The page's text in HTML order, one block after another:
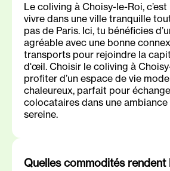
Le coliving à Choisy-le-Roi,
vivre dans une ville tranquille
pas de Paris. Ici, tu bénéficies
agréable avec une bonne
transports pour rejoindre la
d'œil. Choisir le coliving à
profiter d’un espace de vie
chaleureux, parfait pour
colocataires dans une
sereine.
Quelles commodités rendent